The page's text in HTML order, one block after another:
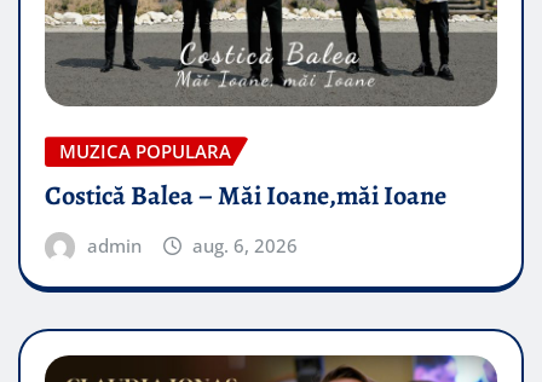
MUZICA POPULARA
Costică Balea – Măi Ioane,măi Ioane
admin aug. 6, 2026